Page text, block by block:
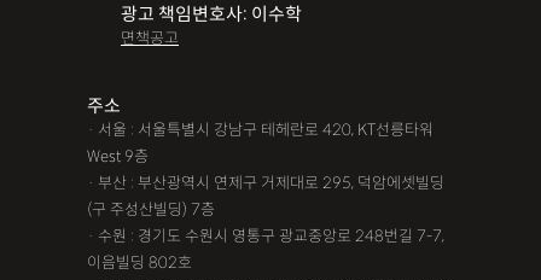
광고 책임변호사: 이수학
면책공고
주소
· 서울 : 서울특별시 강남구 테헤란로 420, KT선릉타워
West 9층
· 부산 : 부산광역시 연제구 거제대로 295, 덕암에셋빌딩
(구 주성산빌딩) 7층
· 수원 : 경기도 수원시 영통구 광교중앙로 248번길 7-7,
이음빌딩 802호